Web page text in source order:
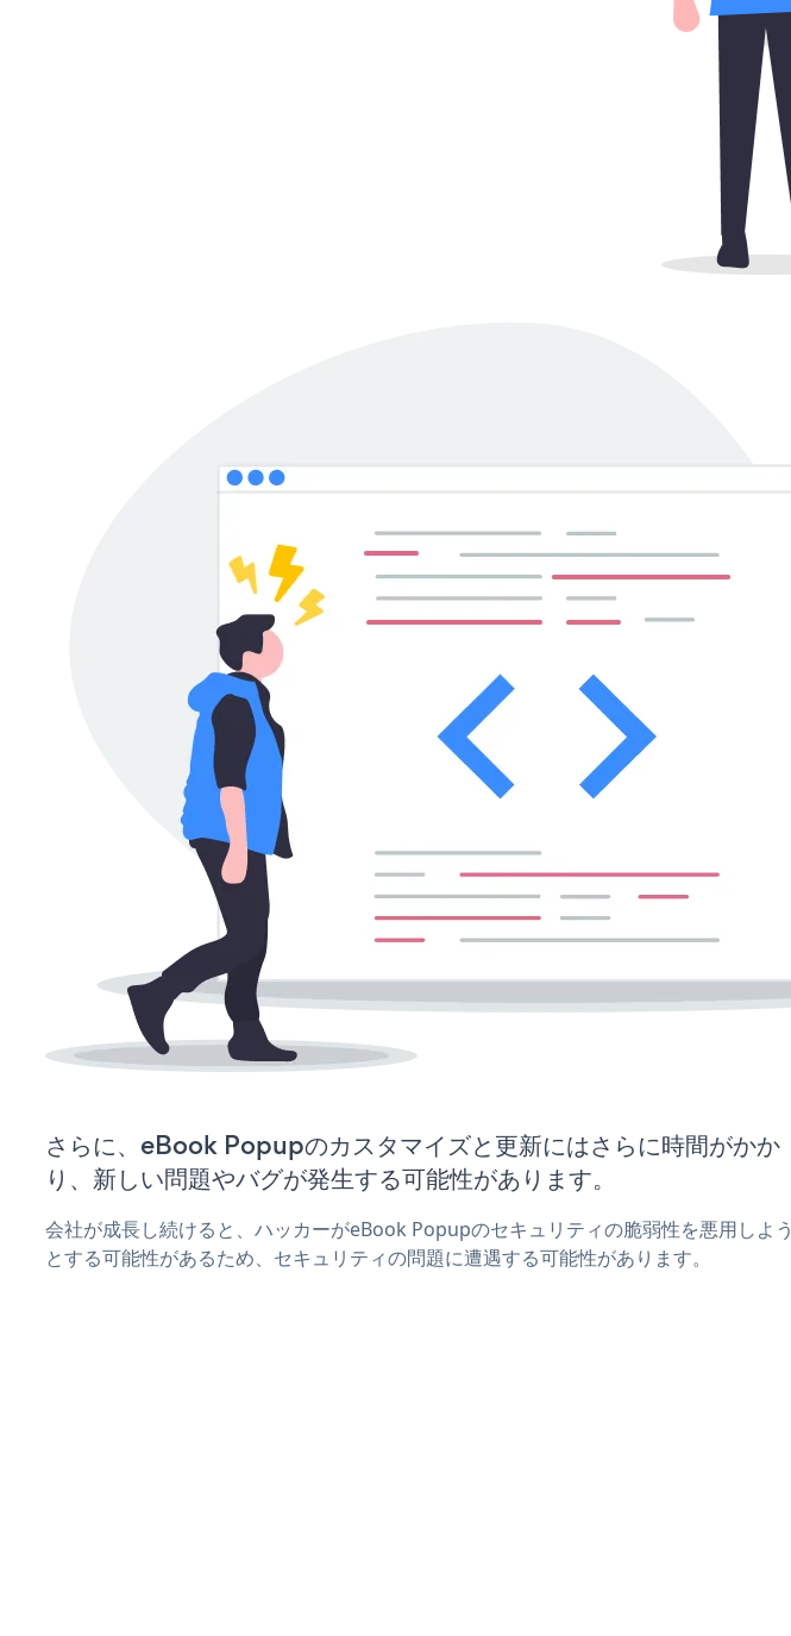
さらに、eBook Popupのカスタマイズと更新にはさらに時間がかか
り、新しい問題やバグが発生する可能性があります。
会社が成長し続けると、ハッカーがeBook Popupのセキュリティの脆弱性を悪用しよう
とする可能性があるため、セキュリティの問題に遭遇する可能性があります。